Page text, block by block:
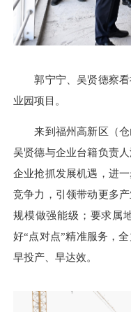
郭宁宁、吴贤德察
业园项目。
来到福州高新区（
吴贤德与企业台籍负责
企业抢抓发展机遇，进
竞争力，引领带动更多
规模做强能级；要求属
好“点对点”精准服务，
早投产、早达效。